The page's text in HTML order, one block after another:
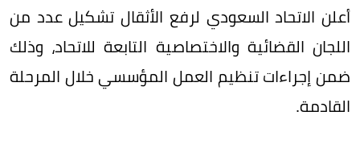
أعلن الاتحاد السعودي لرفع الأثقال تشكيل عدد من
اللجان القضائية والاختصاصية التابعة للاتحاد، وذلك
ضمن إجراءات تنظيم العمل المؤسسي خلال المرحلة
القادمة.